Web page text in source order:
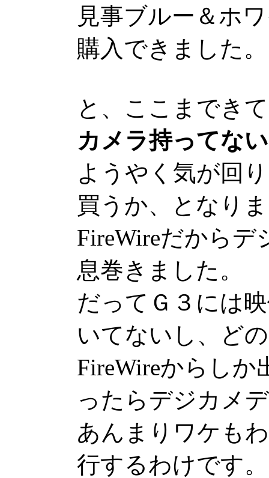
見事ブルー＆ホ
購入できました。
と、ここまできて
カメラ持ってな
ようやく気が回
買うか、となり
FireWireだから
息巻きました。
だってＧ３には
いてないし、ど
FireWireからし
ったらデジカメ
あんまりワケも
行するわけです。